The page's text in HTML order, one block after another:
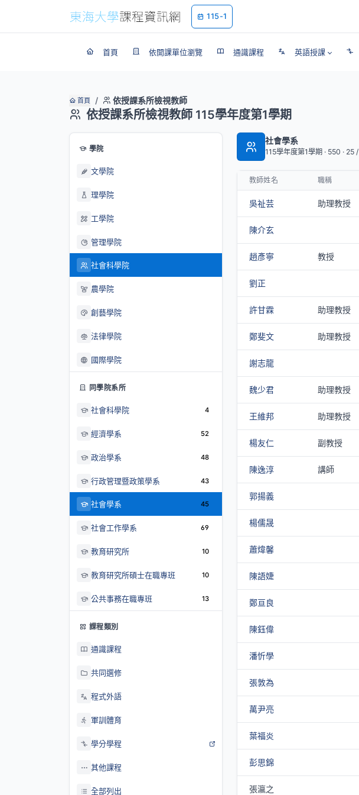
115-1
首頁 依開課單位瀏覽 通識課程 英語授課
首頁 依授課系所檢視教師
依授課系所檢視教師 115學年度第1學期
學院
文學院
理學院
工學院
管理學院
社會科學院
農學院
創藝學院
法律學院
國際學院
同學院系所
社會科學院 4
經濟學系 52
政治學系 48
行政管理暨政策學系 43
社會學系 45
社會工作學系 69
教育研究所 10
教育研究所碩士在職專班 10
公共事務在職專班 13
課程類別
通識課程
共同選修
程式外語
軍訓體育
學分學程
其他課程
全部列出
社會學系
115學年度第1學期 · 550 · 25/
教師姓名 職稱
吳祉芸 助理教授
陳介玄
趙彥寧 教授
劉正
許甘霖 助理教授
鄭斐文 助理教授
謝志龍
魏少君 助理教授
王維邦 助理教授
楊友仁 副教授
陳逸淳 講師
郭揚義
楊儒晟
蕭煒馨
陳語婕
鄭亘良
陳鈺偉
潘忻學
張敦為
萬尹亮
葉福炎
彭思錦
張瀛之